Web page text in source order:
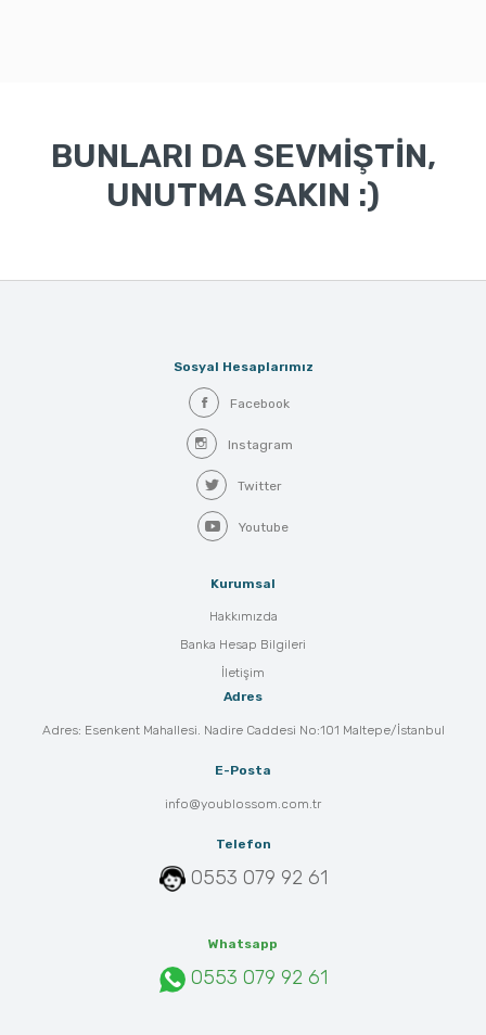
BUNLARI DA SEVMİŞTİN,
UNUTMA SAKIN :)
Sosyal Hesaplarımız
Facebook
Instagram
Twitter
Youtube
Kurumsal
Hakkımızda
Banka Hesap Bilgileri
İletişim
Adres
Adres: Esenkent Mahallesi. Nadire Caddesi No:101 Maltepe/İstanbul
E-Posta
info@youblossom.com.tr
Telefon
0553 079 92 61
Whatsapp
0553 079 92 61